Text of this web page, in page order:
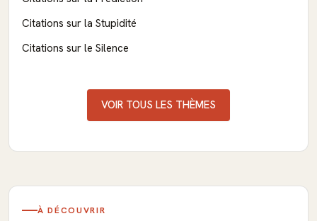
Citations sur la Stupidité
Citations sur le Silence
VOIR TOUS LES THÈMES
À DÉCOUVRIR